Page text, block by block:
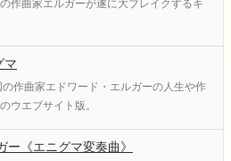
作曲家エルガーが遂に大ブレイクするキ
マ
作曲家エドワード・エルガーの人生や作
ウエブサイト版。
《エニグマ変奏曲》